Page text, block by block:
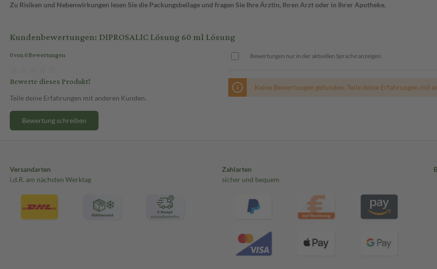
Zu Risiken und Nebenwirkungen lesen Sie die Packungsbeilage und fragen Sie Ihre Ärztin, Ihren Arzt oder in Ihrer Apotheke.
Kundenbewertungen: DIPROSALIC Lösung 60 ml Lösung
0 von 0 Bewertungen
Bewerte dieses Produkt!
Teile deine Erfahrungen mit anderen Kunden.
Bewertung schreiben
Bewertungen nur in der aktuellen Sprache anzeigen.
Keine Bewertungen gefunden. Teile deine Erfahrungen mit
Versandarten
i.d.R. am nächsten Werktag
Zahlarten
sicher und bequem